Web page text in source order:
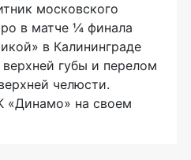
московского
в матче ¼ финала
в Калининграде
губы и перелом
челюсти.
«Динамо» на своем